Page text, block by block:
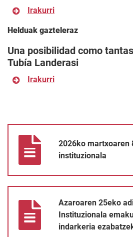
Irakurri
Helduak gazteleraz
Una posibilidad como
Tubía Landerasi
Irakurri
2026ko martxoaren
instituzionala
Azaroaren 25eko
Instituzionala
indarkeria